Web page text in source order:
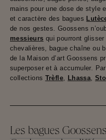
mains pour une dose de style
et caractère des bagues
de nos gestes. Goossens
messieurs qui pourront
chevalières, bague chaîne ou
de la Maison d’art Goossens
superposer et à accumuler.
collections Trèfle Lhassa
Les bagues Goossens